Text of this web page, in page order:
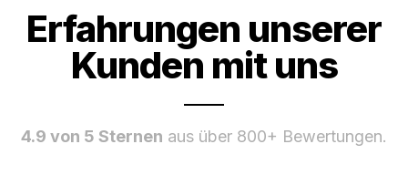
Erfahrungen unserer
Kunden mit uns
4.9 von 5 Sternen aus über 800+ Bewertungen.